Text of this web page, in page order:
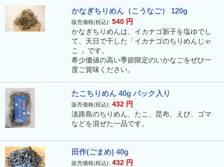
かなぎちりめん（こうなご） 120g
販売価格(税込): 540 円
かなぎちりめんは、イカナゴ新子を塩ゆでし
て、天日で干した「イカナゴのちりめんじゃ
こ 」です。
希少価値の高い季節限定のいかなごをぜひ一
度ご賞味ください。
たこちりめん 40g パック入り
販売価格(税込): 432 円
淡路島のちりめん、たこ、昆布、えび、ゴマ
などを混ぜた一品です。
田作(ごまめ) 40g
販売価格(税込): 432 円